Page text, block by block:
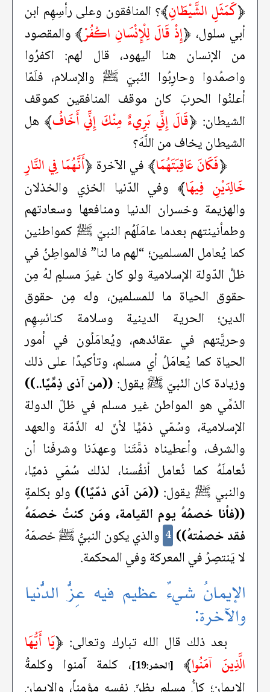
﴿كَمَثَلِ الشَّيْطَانِ﴾؟ المنافقون وعلى رأسِهِم ابن
أبي سلول، ﴿إِذْ قَالَ لِلْإِنْسَانِ اكْفُرْ﴾والمقصود
من الإنسان هنا اليهود، قال لهم: اكفرُوا
واصمُدوا وحارِبُوا النّبيّ ﷺ والإسلام، فلَمّا
أعلنُوا الحربَ كان موقف المنافقين كموقف
الشيطان: ﴿قَالَ إِنِّي بَرِيءٌ مِنْكَ إِنِّي أَخَافُ﴾ هل
الشيطان يخاف من اللَّهَ؟
﴿فَكَانَ عَاقِبَتَهُمَا﴾ في الآخرة ﴿أَنَّهُمَا فِي النَّارِ
خَالِدَيْنِ فِيهَا﴾وفي الدّنيا الخزي والخذلان
والهزيمة وخسران الدنيا ومنافعها وسعادتهم
وطمأنينتهم بعدما عامَلَهُم النبيّ ﷺ كمواطنين
كما يُعامل المسلمين؛ “لهم ما لنا” فالمواطِنُ في
ظلِّ الدّولة الإسلامية ولو كان غيرَ مسلمٍ لهُ مِن
حقوق الحياة ما للمسلمين، وله مِن حقوق
الدين؛ الحرية الدينية وسلامة كنائسِهِم
وحريَّتهم في عقائدهم، ويُعامَلُون في أمور
الحياة كما يُعامَلُ أي مسلم، وتأكيدًا على ذلك
وزيادة كان النّبيّ ﷺ يقول: ((من آذى ذِمِّيًا..))
الذمِّي هو المواطن غير مسلم في ظلّ الدولة
الإسلامية، وسُمّي ذمّيًّا لأنّ له الذّمّة والعهد
والشرف، وأعطيناه ذمَّتَنا وعهدَنا وشرفَنا أن
نُعاملَهُ كما نُعامل أنفُسنا، لذلك سُمّي ذميًا،
والنبي ﷺ يقول: ((مَن آذى ذمّيًا)) ولو بكلمةٍ
((فأنا خصمُهُ يوم القيامة، ومَن كنتُ خصمَهُ
فقد خصمْتهُ)) 4 والذي يكون النبيُّ ﷺ خصمَهُ
لا يَنتصِرُ في المعركة وفي المحكمة.
الإيمانُ شيءٌ عظيم فيه عِزُّ الدُّنيا
والآخرة:
بعد ذلك قال الله تبارك وتعالى: ﴿يَا أَيُّهَا
الَّذِينَ آمَنُوا﴾ [الحشر:19]
، كلمة آمنوا وكلمةُ